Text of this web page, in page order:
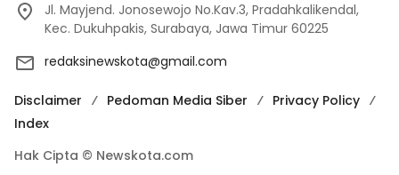
Jl. Mayjend. Jonosewojo No.Kav.3, Pradahkalikendal,
Kec. Dukuhpakis, Surabaya, Jawa Timur 60225
redaksinewskota@gmail.com
Disclaimer Pedoman Media Siber
Privacy Policy
Index
Hak Cipta © Newskota.com